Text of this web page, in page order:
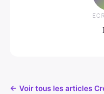
← Voir tous les articles